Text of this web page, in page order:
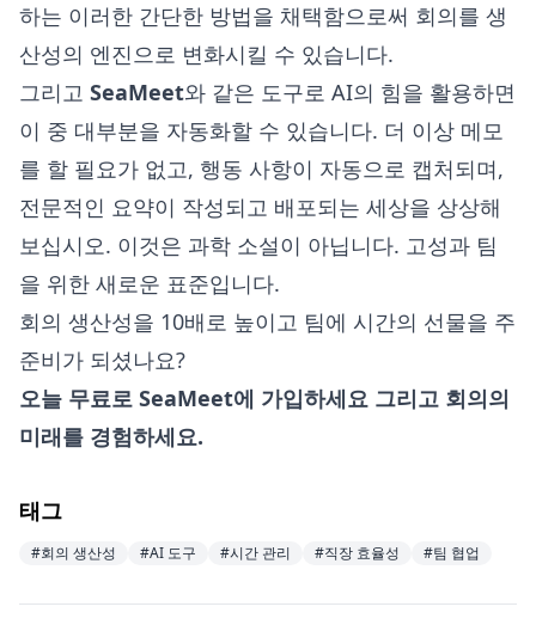
하는 이러한 간단한 방법을 채택함으로써 회의를 생
산성의 엔진으로 변화시킬 수 있습니다.
그리고 SeaMeet와 같은 도구로 AI의 힘을 활용하면
이 중 대부분을 자동화할 수 있습니다. 더 이상 메모
를 할 필요가 없고, 행동 사항이 자동으로 캡처되며,
전문적인 요약이 작성되고 배포되는 세상을 상상해
보십시오. 이것은 과학 소설이 아닙니다. 고성과 팀
을 위한 새로운 표준입니다.
회의 생산성을 10배로 높이고 팀에 시간의 선물을 주
준비가 되셨나요?
오늘 무료로 SeaMeet에 가입하세요 그리고 회의의
미래를 경험하세요.
태그
#회의 생산성 #AI 도구 #시간 관리 #직장 효율성 #팀 협업